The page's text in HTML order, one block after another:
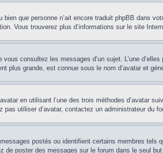
que personne n’ait encore traduit phpBB dans
Vous trouverez plus d’informations sur le site
consultez les messages d’un sujet. L’une
grande, est connue sous le nom d’avatar et
en utilisant l’une des trois méthodes d’avatar
utiliser d’avatar, contactez un administrateur du
postés ou identifient certains membres
de poster des messages sur le forum dans le seul